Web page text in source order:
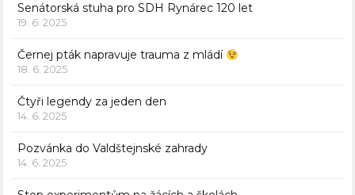
Senátorská stuha pro SDH Rynárec 120 let
19. 6. 2025
Černej pták napravuje trauma z mládí
18. 6. 2025
Čtyři legendy za jeden den
14. 6. 2025
Pozvánka do Valdštejnské zahrady
14. 6. 2025